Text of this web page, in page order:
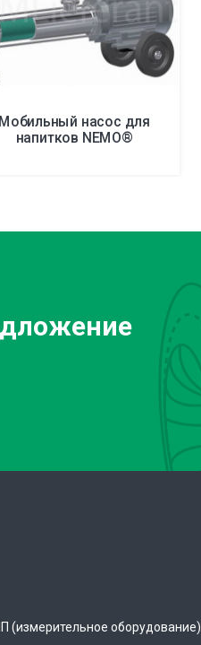
Мобильный насос для
напитков NEMO®
(измерительное оборудование)